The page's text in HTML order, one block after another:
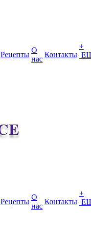
Рецепты
О
нас
Контакты
+
Рецепты
О
нас
Контакты
+